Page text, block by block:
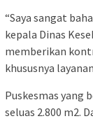
“Saya sangat
kepala Dinas
memberikan
khususnya
Puskesmas yang
seluas 2.800 m2.